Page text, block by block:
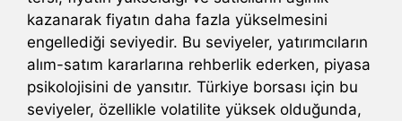
kazanarak fiyatın daha fazla yükselmesini
engellediği seviyedir. Bu seviyeler, yatırımcıların
alım-satım kararlarına rehberlik ederken, piyasa
psikolojisini de yansıtır. Türkiye borsası için bu
seviyeler, özellikle volatilite yüksek olduğunda,